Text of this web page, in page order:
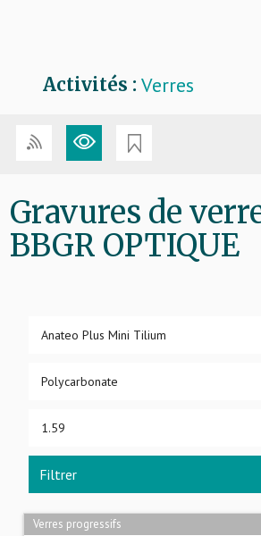
Activités : Verres
Gravures de
BBGR OPTIQUE
Filtrer
Verres progressifs